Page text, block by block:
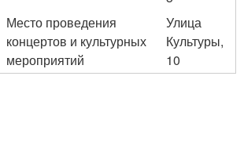
Место проведения
концертов и культурных
мероприятий
Улица
Культуры,
10